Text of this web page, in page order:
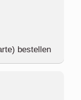
bestellen